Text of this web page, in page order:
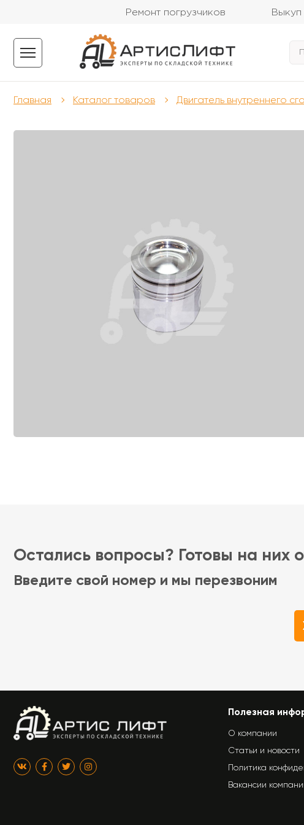
Ремонт погрузчиков Выкуп
Главная Каталог товаров Двигатель внутреннего
Остались вопросы? Готовы на них
Введите свой номер и мы перезвоним
Полезная
О компании
Статьи и новости
Политика
Вакансии